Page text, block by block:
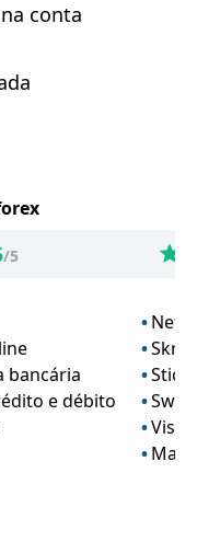
conta
/5
bancária
e débito
Skrill
Swift
Visa